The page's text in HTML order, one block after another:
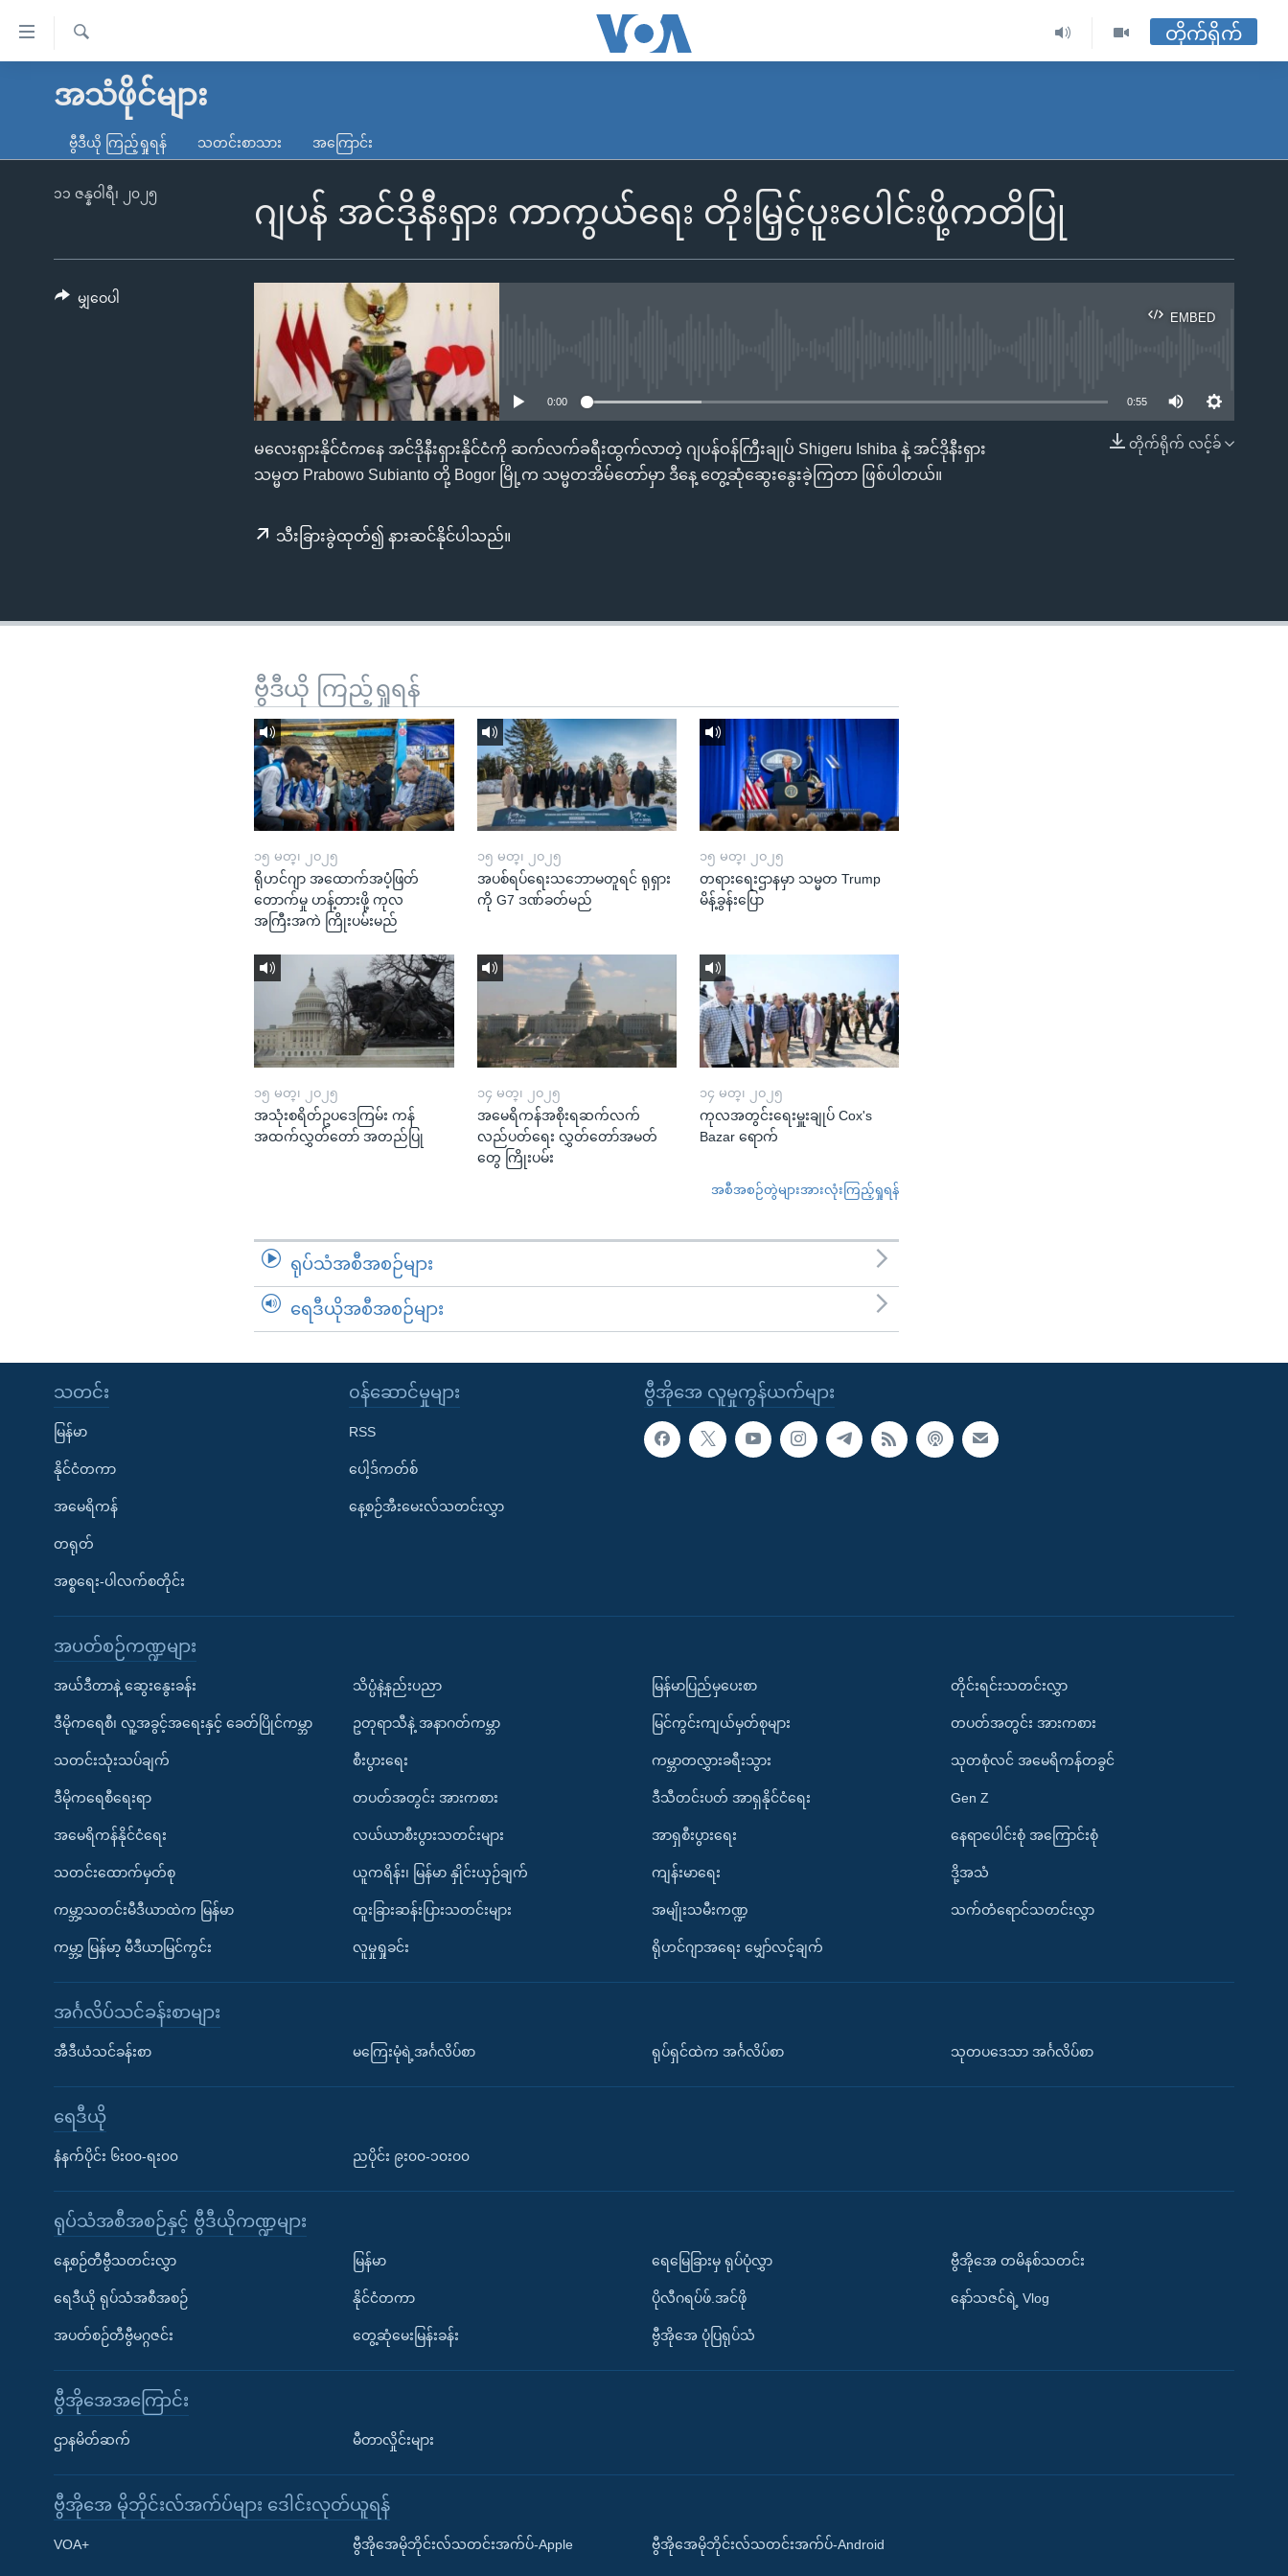
လွယ်ကူ
သည့်
မူလစာမျက်နှာ
ကမ္ဘာ့သတင်းများ
နိုင်ငံတကာ
တရုတ်
အစ္စရေး-ပါလက်စတိုင်း
ရပ်ဝန်းတခု လမ်းတခု အလွန်
အင်္ဂလိပ်စာလေ့လာမယ်
Learning English
ရ
တိုက်ရိုက်
အသံဖိုင်များ
ဗွီဒီယို ကြည့်ရှုရန် သတင်းစာသား အကြောင်း
ဂျပန် အင်ဒိုနီးရှား ကာကွယ်ရေး တိုးမြှင့်ပူးပေါင်းဖို့ကတိပြု
၁၁ ဇန္နဝါရီ၊ ၂၀၂၅
EMBED
EMBED
0:00 0:55
တိုက်ရိုက် လင့်ခ်
မလေးရှားနိုင်ငံကနေ အင်ဒိုနီးရှားနိုင်ငံကို ဆက်လက်ခရီးထွက်လာတဲ့ ဂျပန်ဝန်ကြီးချုပ် Shigeru Ishiba နဲ့ အင်ဒိုနီးရှား
သမ္မတ Prabowo Subianto တို့ Bogor မြို့က သမ္မတအိမ်တော်မှာ ဒီနေ့ တွေ့ဆုံဆွေးနွေးခဲ့ကြတာ ဖြစ်ပါတယ်။
သီးခြားခွဲထုတ်၍ နားဆင်နိုင်ပါသည်။
မျှဝေပါ
ဗွီဒီယို ကြည့်ရှုရန်
၁၅ မတ္၊ ၂၀၂၅
ရိုဟင်ဂျာ အထောက်အပံ့ဖြတ်
တောက်မှု ဟန့်တားဖို့ ကုလ
အကြီးအကဲ ကြိုးပမ်းမည်
၁၅ မတ္၊ ၂၀၂၅
အပစ်ရပ်ရေးသဘောမတူရင် ရုရှား
ကို G7 ဒဏ်ခတ်မည်
၁၅ မတ္၊ ၂၀၂၅
တရားရေးဌာနမှာ သမ္မတ Trump
မိန့်ခွန်းပြော
၁၅ မတ္၊ ၂၀၂၅
အသုံးစရိတ်ဥပဒေကြမ်း ကန်
အထက်လွှတ်တော် အတည်ပြု
၁၄ မတ္၊ ၂၀၂၅
အမေရိကန်အစိုးရဆက်လက်
လည်ပတ်ရေး လွှတ်တော်အမတ်
တွေ ကြိုးပမ်း
၁၄ မတ္၊ ၂၀၂၅
ကုလအတွင်းရေးမှူးချုပ် Cox's
Bazar ရောက်
အစီအစဉ်တွဲများအားလုံးကြည့်ရှုရန်
ရုပ်သံအစီအစဉ်များ
ရေဒီယိုအစီအစဉ်များ
ဗွီအိုအေ လူမှုကွန်ယက်များ
သတင်း
မြန်မာ
နိုင်ငံတကာ
အမေရိကန်
တရုတ်
အစ္စရေး-ပါလက်စတိုင်း
၀န်ဆောင်မှုများ
RSS
ပေါ့ဒ်ကတ်စ်
နေ့စဉ်အီးမေးလ်သတင်းလွှာ
အပတ်စဉ်ကဏ္ဍများ
အယ်ဒီတာနဲ့ ဆွေးနွေးခန်း
ဒီမိုကရေစီ၊ လူ့အခွင့်အရေးနှင့် ခေတ်ပြိုင်ကမ္ဘာ
သတင်းသုံးသပ်ချက်
ဒီမိုကရေစီရေးရာ
အမေရိကန်နိုင်ငံရေး
သတင်းထောက်မှတ်စု
ကမ္ဘာ့သတင်းမီဒီယာထဲက မြန်မာ
ကမ္ဘာ့ မြန်မာ့ မီဒီယာမြင်ကွင်း
သိပ္ပံနဲ့နည်းပညာ
ဥတုရာသီနဲ့ အနာဂတ်ကမ္ဘာ
စီးပွားရေး
တပတ်အတွင်း အားကစား
လယ်ယာစီးပွားသတင်းများ
ယူကရိန်း၊ မြန်မာ နှိုင်းယှဉ်ချက်
ထူးခြားဆန်းပြားသတင်းများ
လူမှုရှုခင်း
မြန်မာပြည်မှပေးစာ
မြင်ကွင်းကျယ်မှတ်စုများ
ကမ္ဘာတလွှားခရီးသွား
ဒီသီတင်းပတ် အာရှနိုင်ငံရေး
အာရှစီးပွားရေး
ကျန်းမာရေး
အမျိုးသမီးကဏ္ဍ
ရိုဟင်ဂျာအရေး မျှော်လင့်ချက်
တိုင်းရင်းသတင်းလွှာ
တပတ်အတွင်း အားကစား
သုတစုံလင် အမေရိကန်တခွင်
Gen Z
နေရာပေါင်းစုံ အကြောင်းစုံ
ဒို့အသံ
သက်တံရောင်သတင်းလွှာ
အင်္ဂလိပ်သင်ခန်းစာများ
အီဒီယံသင်ခန်းစာ မကြေးမုံရဲ့အင်္ဂလိပ်စာ ရုပ်ရှင်ထဲက အင်္ဂလိပ်စာ သုတပဒေသာ အင်္ဂလိပ်စာ
ရေဒီယို
နံနက်ပိုင်း ၆း၀၀-ရး၀၀ ညပိုင်း ၉း၀၀-၁၀း၀၀
ရုပ်သံအစီအစဉ်နှင့် ဗွီဒီယိုကဏ္ဍများ
နေ့စဉ်တီဗွီသတင်းလွှာ
ရေဒီယို ရုပ်သံအစီအစဉ်
အပတ်စဉ်တီဗွီမဂ္ဂဇင်း
မြန်မာ
နိုင်ငံတကာ
တွေ့ဆုံမေးမြန်းခန်း
ရေမြေခြားမှ ရုပ်ပုံလွှာ
ပိုလီဂရပ်ဖ်.အင်ဖို
ဗွီအိုအေ ပုံပြရုပ်သံ
ဗွီအိုအေ တမိနစ်သတင်း
နော်သဇင်ရဲ့ Vlog
ဗွီအိုအေအကြောင်း
ဌာနမိတ်ဆက် မီတာလှိုင်းများ
ဗွီအိုအေ မိုဘိုင်းလ်အက်ပ်များ ဒေါင်းလုတ်ယူရန်
VOA+ ဗွီအိုအေမိုဘိုင်းလ်သတင်းအက်ပ်-Apple ဗွီအိုအေမိုဘိုင်းလ်သတင်းအက်ပ်-Android